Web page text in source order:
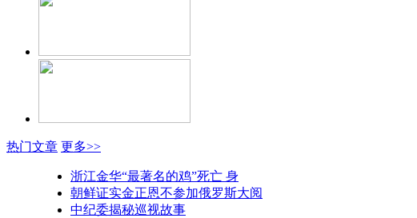
热门文章 更多>>
浙江金华“最著名的鸡”死亡 身
朝鲜证实金正恩不参加俄罗斯大阅
中纪委揭秘巡视故事